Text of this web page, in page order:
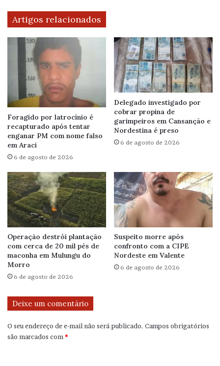
Artigos relacionados
Foragido por latrocínio é
recapturado após tentar
enganar PM com nome falso
em Araci
6 de agosto de 2026
Delegado investigado por
cobrar propina de
garimpeiros em Cansanção e
Nordestina é preso
6 de agosto de 2026
Operação destrói plantação
com cerca de 20 mil pés de
maconha em Mulungu do
Morro
6 de agosto de 2026
Suspeito morre após
confronto com a CIPE
Nordeste em Valente
6 de agosto de 2026
Deixe um comentário
O seu endereço de e-mail não será publicado. Campos obrigatórios
são marcados com *